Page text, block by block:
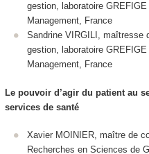
gestion, laboratoire
Management, France
Sandrine VIRGILI, maîtresse
gestion, laboratoire
Management, France
Le pouvoir d’agir du patient au
services de santé
Xavier MOINIER, maître de
Recherches en Sciences de